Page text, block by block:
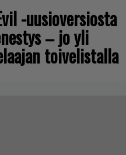
-uusioversiosta
– jo yli
toivelistalla